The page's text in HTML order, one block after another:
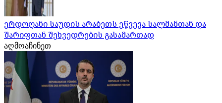
ერდოღანი საუდის არაბეთს ეწვევა სალმანთან და
შარიფთან შეხვედრების გასამართად
აღმოაჩინეთ